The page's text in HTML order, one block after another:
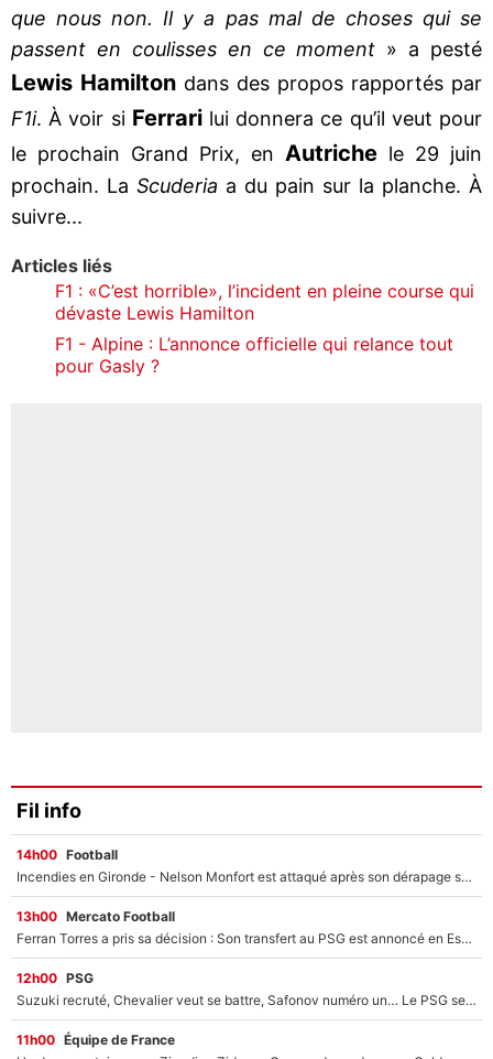
que nous non. Il y a pas mal de choses qui se
passent en coulisses en ce moment » a pesté
Lewis Hamilton dans des propos rapportés par
F1i. À voir si Ferrarilui donnera ce qu’il veut pour
le prochain Grand Prix, en Autriche le 29 juin
prochain. La Scuderia a du pain sur la planche. À
suivre...
Articles liés
F1 : «C’est horrible», l’incident en pleine course qui
dévaste Lewis Hamilton
F1 - Alpine : L’annonce officielle qui relance tout
pour Gasly ?
Fil info
14h00 Football
Incendies en Gironde - Nelson Monfort est attaqué après son dérapage sur CNews : «Et lui, il prend combien pour parler dans un studio climatisé?»
13h00 Mercato Football
Ferran Torres a pris sa décision : Son transfert au PSG est annoncé en Espagne !
12h00 PSG
Suzuki recruté, Chevalier veut se battre, Safonov numéro un… Le PSG se lance encore dans un gros chantier pour le poste de gardien de but
11h00 Équipe de France